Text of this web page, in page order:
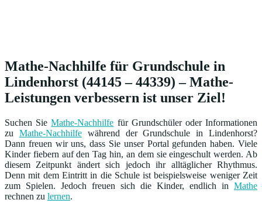
Mathe-Nachhilfe für Grundschule in
Lindenhorst (44145 – 44339) – Mathe-
Leistungen verbessern ist unser Ziel!
Suchen SieMathe-Nachhilfe für Grundschüler oder Informationen
zu Mathe-Nachhilfewährend der Grundschule in Lindenhorst?
Dann freuen wir uns, dass Sie unser Portal gefunden haben. Viele
Kinder fiebern auf den Tag hin, an dem sie eingeschult werden. Ab
diesem Zeitpunkt ändert sich jedoch ihr alltäglicher Rhythmus.
Denn mit dem Eintritt in die Schule ist beispielsweise weniger Zeit
zum Spielen. Jedoch freuen sich die Kinder, endlich in Mathe
rechnen zu lernen.